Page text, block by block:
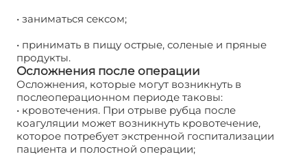
• заниматься сексом;
• принимать в пищу острые, соленые и пряные
продукты.
Осложнения после операции
Осложнения, которые могут возникнуть в
послеоперационном периоде таковы:
• кровотечения. При отрыве рубца после
коагуляции может возникнуть кровотечение,
которое потребует экстренной госпитализации
пациента и полостной операции;